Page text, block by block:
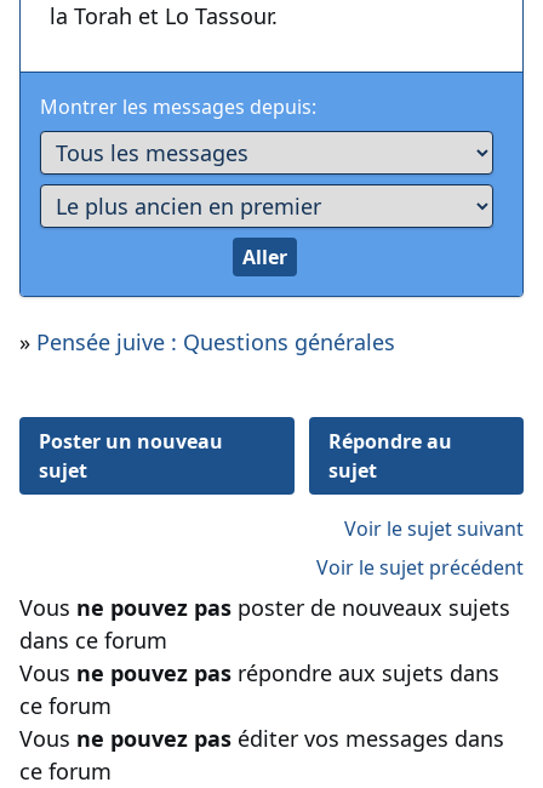
la Torah et Lo Tassour.
Montrer les messages depuis:
» Pensée juive : Questions générales
Poster un nouveau
sujet
Répondre au
sujet
Voir le sujet suivant
Voir le sujet précédent
Vous ne pouvez pas poster de nouveaux sujets
dans ce forum
Vous ne pouvez pas répondre aux sujets dans
ce forum
Vous ne pouvez pas éditer vos messages dans
ce forum